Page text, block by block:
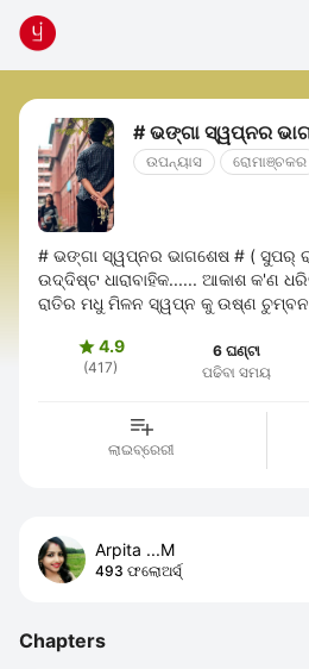
# ଭଙ୍ଗା ସ୍ୱପ୍ନର
ଉପନ୍ୟାସ ରୋମାଞ୍ଚକର
# ଭଙ୍ଗା ସ୍ୱପ୍ନର ଭାଗଶେଷ # ( ସୁପର୍
ଉଦ୍ଦିଷ୍ଟ ଧାରାବାହିକ...... ଆକାଶ କ'ଣ
ରାତିର ମଧୁ ମିଳନ ସ୍ୱପ୍ନ କୁ ଉଷ୍ଣ ଚୁମ୍ବନ
4.9
(417)
6 ଘଣ୍ଟା
ପଢିବା ସମୟ
ଲାଇବ୍ରେରୀ
Arpita ...M
493 ଫଲୋଅର୍ସ୍
Chapters